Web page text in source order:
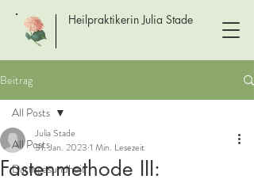
Heilpraktikerin Julia Stade
Beitrag
All Posts
Darmgesundheit
All Posts
Fastenmethode III:
Julia Stade
31. Jan. 2023 1 Min. Lesezeit